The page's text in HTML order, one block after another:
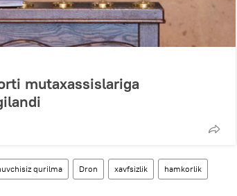
mutaxassislariga
qurilma Dron xavfsizlik hamkorlik